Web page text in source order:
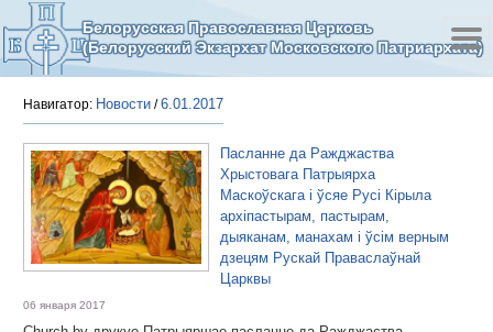
Белорусская Православная Церковь
(Белорусский Экзархат Московского Патриархата)
Навигатор: Новости /6.01.2017
Пасланне да Ражджаства
Хрыстовага Патрыярха
Маскоўскага і ўсяе Русі Кірыла
архіпастырам, пастырам,
дыяканам, манахам і ўсім верным
дзецям Рускай Праваслаўнай
Царквы
06 января 2017